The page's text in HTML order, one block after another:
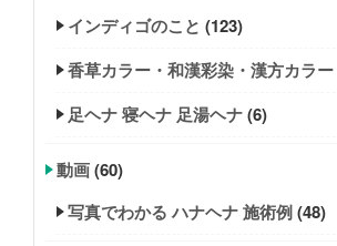
インディゴのこと (123)
香草カラー・和漢彩染・漢方カラー
足ヘナ 寝ヘナ 足湯ヘナ(6)
動画(60)
写真でわかる ハナヘナ 施術例(48)